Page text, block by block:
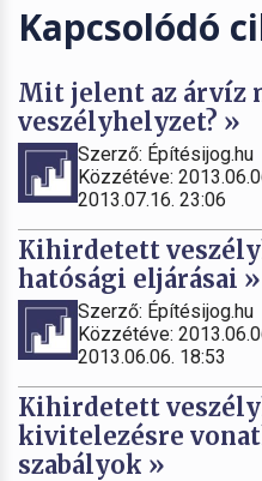
Kapcsolódó
Mit jelent az
veszélyhelyzet? »
Szerző: Építésijog.hu
Közzétéve:
2013.07.16. 23:06
Kihirdetett
hatósági eljárásai »
Szerző: Építésijog.hu
Közzétéve:
2013.06.06. 18:53
Kihirdetett
kivitelezésre
szabályok »